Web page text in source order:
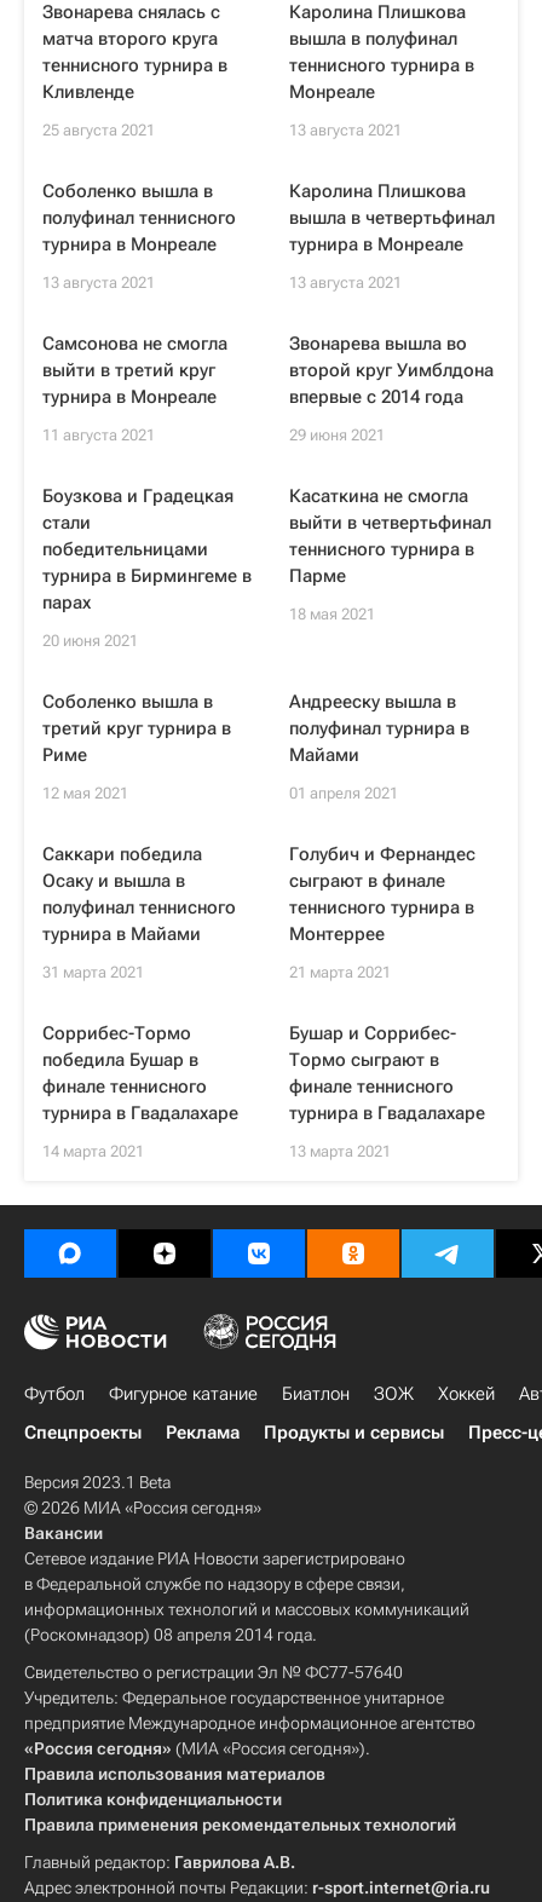
Звонарева снялась с
матча второго круга
теннисного турнира в
Кливленде
25 августа 2021
Каролина Плишкова
вышла в полуфинал
теннисного турнира в
Монреале
13 августа 2021
Соболенко вышла в
полуфинал теннисного
турнира в Монреале
13 августа 2021
Каролина Плишкова
вышла в четвертьфинал
турнира в Монреале
13 августа 2021
Самсонова не смогла
выйти в третий круг
турнира в Монреале
11 августа 2021
Звонарева вышла во
второй круг Уимблдона
впервые с 2014 года
29 июня 2021
Боузкова и Градецкая
стали
победительницами
турнира в Бирмингеме в
парах
20 июня 2021
Касаткина не смогла
выйти в четвертьфинал
теннисного турнира в
Парме
18 мая 2021
Соболенко вышла в
третий круг турнира в
Риме
12 мая 2021
Андрееску вышла в
полуфинал турнира в
Майами
01 апреля 2021
Саккари победила
Осаку и вышла в
полуфинал теннисного
турнира в Майами
31 марта 2021
Голубич и Фернандес
сыграют в финале
теннисного турнира в
Монтеррее
21 марта 2021
Соррибес-Тормо
победила Бушар в
финале теннисного
турнира в Гвадалахаре
14 марта 2021
Бушар и Соррибес-
Тормо сыграют в
финале теннисного
турнира в Гвадалахаре
13 марта 2021
Футбол Фигурное катание Биатлон ЗОЖ Хоккей
Спецпроекты
Реклама Продукты и сервисы Пресс-
Версия 2023.1 Beta
© 2026 МИА «Россия сегодня»
Вакансии
Сетевое издание РИА Новости зарегистрировано
в Федеральной службе по надзору в сфере связи,
информационных технологий и массовых коммуникаций
(Роскомнадзор) 08 апреля 2014 года.
Свидетельство о регистрации Эл № ФС77-57640
Учредитель: Федеральное государственное унитарное
предприятие Международное информационное агентство
«Россия сегодня» (МИА «Россия сегодня»).
Правила использования материалов
Политика конфиденциальности
Правила применения рекомендательных технологий
Главный редактор: Гаврилова А.В.
Адрес электронной почты Редакции: r-sport.internet@ria.ru